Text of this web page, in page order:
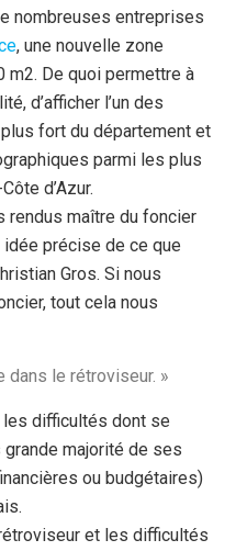
nombreuses entreprises
, une nouvelle zone
m2. De quoi permettre à
d’afficher l’un des
fort du département et
parmi les plus
d’Azur.
rendus maître du foncier
idée précise de ce que
Gros. Si nous
tout cela nous
dans le rétroviseur. »
les difficultés dont se
majorité de ses
ou budgétaires)
et les difficultés